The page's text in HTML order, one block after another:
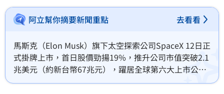
阿立幫你摘要新聞重點 去看看
馬斯克（Elon Musk）旗下太空探索公司SpaceX 12日正
式掛牌上市，首日股價勁揚19%，推升公司市值突破2.1
兆美元（約新台幣67兆元），躍居全球第六大上市公
司。這場史詩級IPO不僅讓馬斯克成為全球史上首位身